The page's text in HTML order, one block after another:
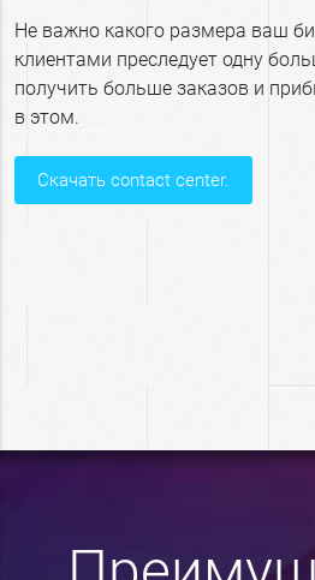
Не важно какого размера ваш
клиентами преследует одну
получить больше заказов и
в этом.
скачать contact center.